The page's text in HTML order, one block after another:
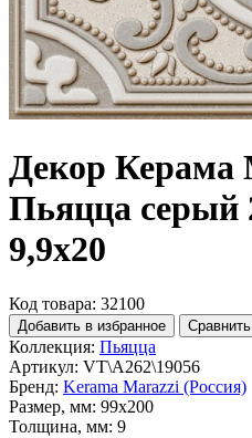
Декор Керама
Пьяцца серый
9,9x20
Код товара: 32100
Добавить в избранное Сравнить
Коллекция: Пьяцца
Артикул: VT\A262\19056
Бренд: Kerama Marazzi (Россия)
Размер, мм: 99x200
Толщина, мм: 9